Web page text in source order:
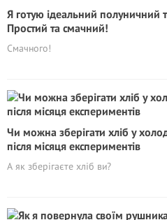
Я готую ідеальний полуничний
Простий та смачний!
Смачного!
Чи можна зберігати хліб у
після місяця експериментів
А як зберігаєте хліб ви?